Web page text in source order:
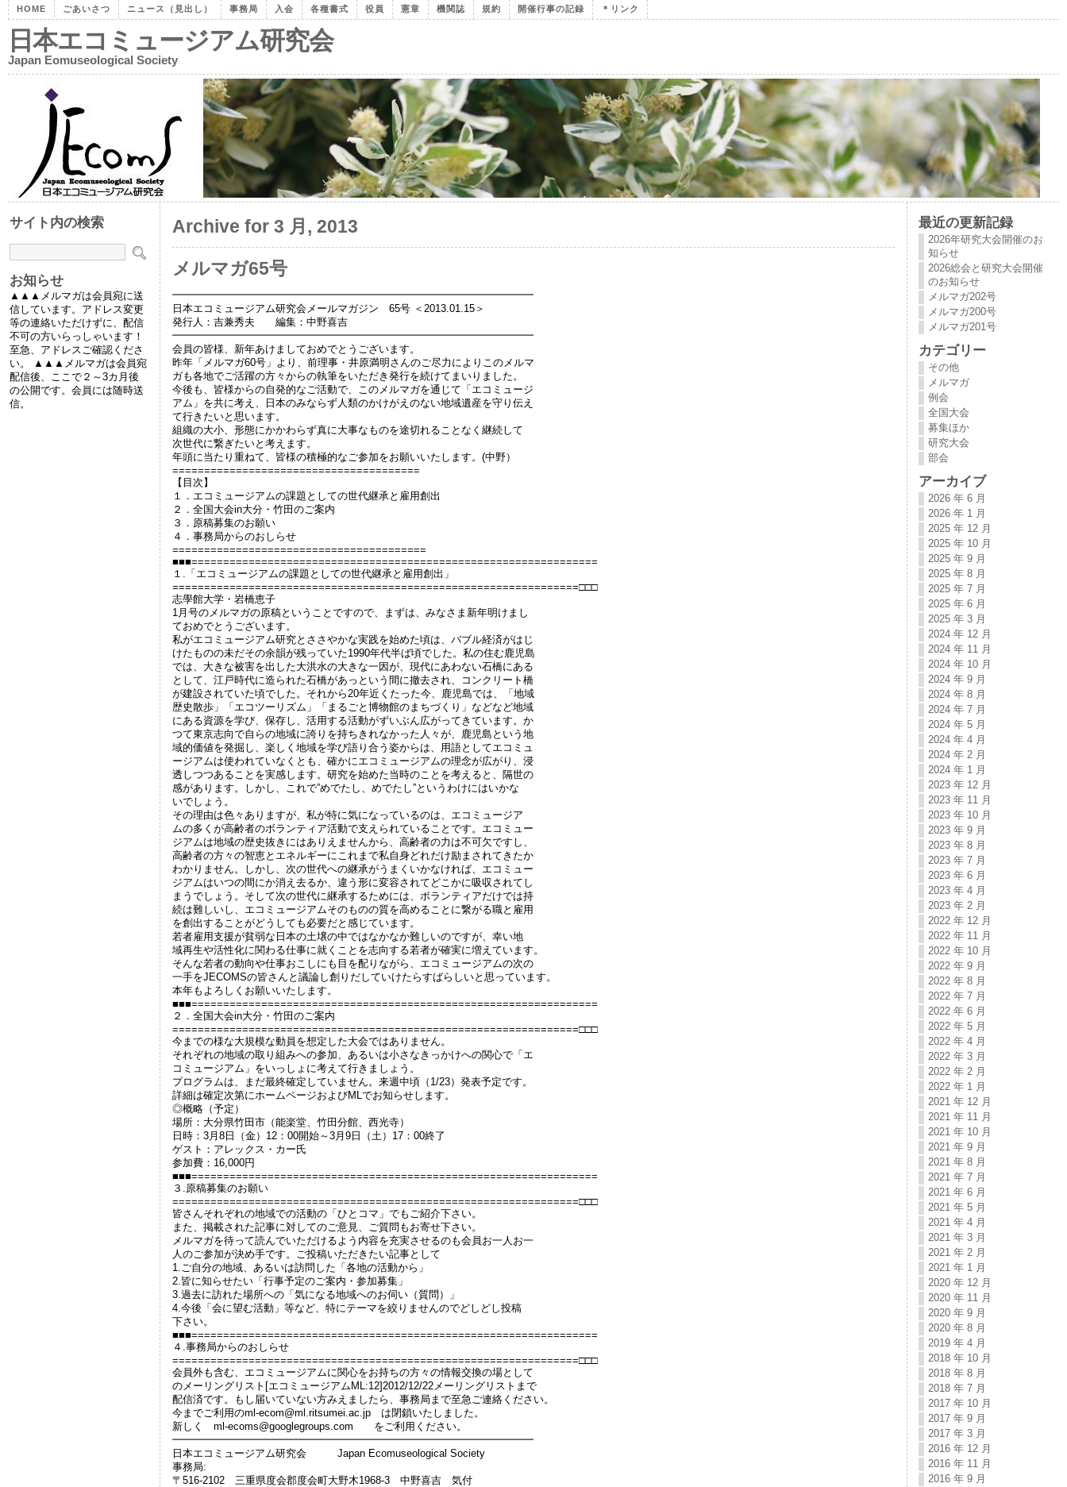
HOME ごあいさつ ニュース（見出し） 事務局 入会 各種書式 役員 憲章 機関誌 規約 開催行事の記録 ＊リンク
日本エコミュージアム研究会
Japan Eomuseological Society
Archive for 3 月, 2013
メルマガ65号
━━━━━━━━━━━━━━━━━━━━━━━━━━━━━━━━━━━
日本エコミュージアム研究会メールマガジン 65号 ＜2013.01.15＞
発行人：吉兼秀夫 編集：中野喜吉
━━━━━━━━━━━━━━━━━━━━━━━━━━━━━━━━━━━
会員の皆様、新年あけましておめでとうございます。
昨年「メルマガ60号」より、前理事・井原満明さんのご尽力によりこのメルマ
ガも各地でご活躍の方々からの執筆をいただき発行を続けてまいりました。
今後も、皆様からの自発的なご活動で、このメルマガを通じて「エコミュージ
アム」を共に考え、日本のみならず人類のかけがえのない地域遺産を守り伝え
て行きたいと思います。
組織の大小、形態にかかわらず真に大事なものを途切れることなく継続して
次世代に繋ぎたいと考えます。
年頭に当たり重ねて、皆様の積極的なご参加をお願いいたします。(中野）
=======================================
【目次】
１．エコミュージアムの課題としての世代継承と雇用創出
２．全国大会in大分・竹田のご案内
３．原稿募集のお願い
４．事務局からのおしらせ
========================================
■■■================================================================
１.「エコミュージアムの課題としての世代継承と雇用創出」
================================================================□□□
志學館大学・岩橋恵子
1月号のメルマガの原稿ということですので、まずは、みなさま新年明けまし
ておめでとうございます。
私がエコミュージアム研究とささやかな実践を始めた頃は、バブル経済がはじ
けたものの未だその余韻が残っていた1990年代半ば頃でした。私の住む鹿児島
では、大きな被害を出した大洪水の大きな一因が、現代にあわない石橋にある
として、江戸時代に造られた石橋があっという間に撤去され、コンクリート橋
が建設されていた頃でした。それから20年近くたった今、鹿児島では、「地域
歴史散歩」「エコツーリズム」「まるごと博物館のまちづくり」などなど地域
にある資源を学び、保存し、活用する活動がずいぶん広がってきています。か
つて東京志向で自らの地域に誇りを持ちきれなかった人々が、鹿児島という地
域的価値を発掘し、楽しく地域を学び語り合う姿からは、用語としてエコミュ
ージアムは使われていなくとも、確かにエコミュージアムの理念が広がり、浸
透しつつあることを実感します。研究を始めた当時のことを考えると、隔世の
感があります。しかし、これで”めでたし、めでたし”というわけにはいかな
いでしょう。
その理由は色々ありますが、私が特に気になっているのは、エコミュージア
ムの多くが高齢者のボランティア活動で支えられていることです。エコミュー
ジアムは地域の歴史抜きにはありえませんから、高齢者の力は不可欠ですし、
高齢者の方々の智恵とエネルギーにこれまで私自身どれだけ励まされてきたか
わかりません。しかし、次の世代への継承がうまくいかなければ、エコミュー
ジアムはいつの間にか消え去るか、違う形に変容されてどこかに吸収されてし
まうでしょう。そして次の世代に継承するためには、ボランティアだけでは持
続は難しいし、エコミュージアムそのものの質を高めることに繋がる職と雇用
を創出することがどうしても必要だと感じています。
若者雇用支援が貧弱な日本の土壌の中ではなかなか難しいのですが、幸い地
域再生や活性化に関わる仕事に就くことを志向する若者が確実に増えています。
そんな若者の動向や仕事おこしにも目を配りながら、エコミュージアムの次の
一手をJECOMSの皆さんと議論し創りだしていけたらすばらしいと思っています。
本年もよろしくお願いいたします。
■■■================================================================
２．全国大会in大分・竹田のご案内
================================================================□□□
今までの様な大規模な動員を想定した大会ではありません。
それぞれの地域の取り組みへの参加、あるいは小さなきっかけへの関心で「エ
コミュージアム」をいっしょに考えて行きましょう。
プログラムは、まだ最終確定していません。来週中頃（1/23）発表予定です。
詳細は確定次第にホームページおよびMLでお知らせします。
◎概略（予定）
場所：大分県竹田市（能楽堂、竹田分館、西光寺）
日時：3月8日（金）12：00開始～3月9日（土）17：00終了
ゲスト：アレックス・カー氏
参加費：16,000円
■■■================================================================
３.原稿募集のお願い
================================================================□□□
皆さんそれぞれの地域での活動の「ひとコマ」でもご紹介下さい。
また、掲載された記事に対してのご意見、ご質問もお寄せ下さい。
メルマガを待って読んでいただけるよう内容を充実させるのも会員お一人お一
人のご参加が決め手です。ご投稿いただきたい記事として
1.ご自分の地域、あるいは訪問した「各地の活動から」
2.皆に知らせたい「行事予定のご案内・参加募集」
3.過去に訪れた場所への「気になる地域へのお伺い（質問）」
4.今後「会に望む活動」等など、特にテーマを絞りませんのでどしどし投稿
下さい。
■■■================================================================
４.事務局からのおしらせ
================================================================□□□
会員外も含む、エコミュージアムに関心をお持ちの方々の情報交換の場として
のメーリングリスト[エコミュージアムML:12]2012/12/22メーリングリストまで
配信済です。もし届いていない方みえましたら、事務局まで至急ご連絡ください。
今までご利用のml-ecom@ml.ritsumei.ac.jp は閉鎖いたしました。
新しく ml-ecoms@googlegroups.com をご利用ください。
━━━━━━━━━━━━━━━━━━━━━━━━━━━━━━━━━━━
日本エコミュージアム研究会 Japan Ecomuseological Society
事務局:
〒516-2102 三重県度会郡度会町大野木1968-3 中野喜吉 気付
サイト内の検索
お知らせ
▲▲▲メルマガは会員宛に送
信しています。アドレス変更
等の連絡いただけずに、配信
不可の方いらっしゃいます！
至急、アドレスご確認くださ
い。 ▲▲▲メルマガは会員宛
配信後、ここで２～3カ月後
の公開です。会員には随時送
信。
最近の更新記録
2026年研究大会開催のお
知らせ
2026総会と研究大会開催
のお知らせ
メルマガ202号
メルマガ200号
メルマガ201号
カテゴリー
その他
メルマガ
例会
全国大会
募集ほか
研究大会
部会
アーカイブ
2026 年 6 月
2026 年 1 月
2025 年 12 月
2025 年 10 月
2025 年 9 月
2025 年 8 月
2025 年 7 月
2025 年 6 月
2025 年 3 月
2024 年 12 月
2024 年 11 月
2024 年 10 月
2024 年 9 月
2024 年 8 月
2024 年 7 月
2024 年 5 月
2024 年 4 月
2024 年 2 月
2024 年 1 月
2023 年 12 月
2023 年 11 月
2023 年 10 月
2023 年 9 月
2023 年 8 月
2023 年 7 月
2023 年 6 月
2023 年 4 月
2023 年 2 月
2022 年 12 月
2022 年 11 月
2022 年 10 月
2022 年 9 月
2022 年 8 月
2022 年 7 月
2022 年 6 月
2022 年 5 月
2022 年 4 月
2022 年 3 月
2022 年 2 月
2022 年 1 月
2021 年 12 月
2021 年 11 月
2021 年 10 月
2021 年 9 月
2021 年 8 月
2021 年 7 月
2021 年 6 月
2021 年 5 月
2021 年 4 月
2021 年 3 月
2021 年 2 月
2021 年 1 月
2020 年 12 月
2020 年 11 月
2020 年 9 月
2020 年 8 月
2019 年 4 月
2018 年 10 月
2018 年 8 月
2018 年 7 月
2017 年 10 月
2017 年 9 月
2017 年 3 月
2016 年 12 月
2016 年 11 月
2016 年 9 月